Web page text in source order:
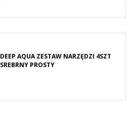
DEEP AQUA ZESTAW NARZĘDZI 4SZT
SREBRNY PROSTY